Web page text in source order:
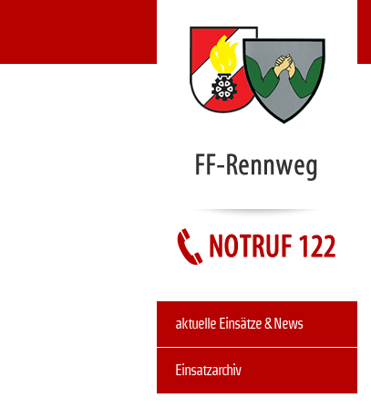
NAVIGATION
ÜBERSPRINGEN
Navigation
überspringen
aktuelle Einsätze & News
Einsatzarchiv